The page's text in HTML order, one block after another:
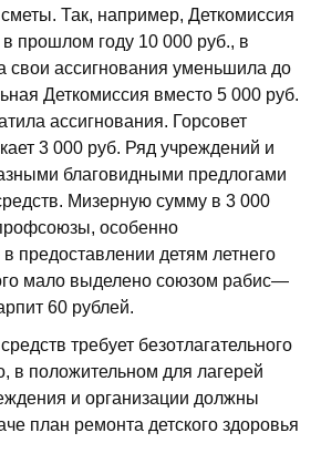
Так, например, Деткомиссия
прошлом году 10 000 руб., в
свои ассигнования уменьшила до
Деткомиссия вместо 5 000 руб.
ассигнования. Горсовет
3 000 руб. Ряд учреждений и
благовидными предлогами
Мизерную сумму в 3 000
особенно
предоставлении детям летнего
мало выделено союзом рабис—
60 рублей.
требует безотлагательного
в положительном для лагерей
и организации должны
план ремонта детского здоровья